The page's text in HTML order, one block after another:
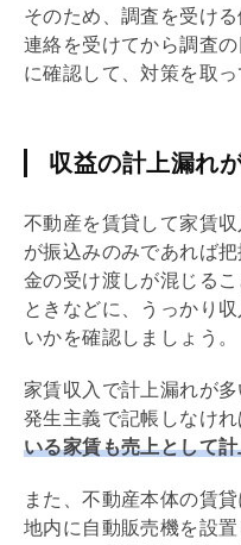
そのため、調査を受け
連絡を受けてから調査
に確認して、対策を取
収益の計上漏れ
不動産を賃貸して家賃
が振込みのみであれば
金の受け渡しが混じる
ときなどに、うっかり
いかを確認しましょう。
家賃収入で計上漏れが
発生主義で記帳しなけれ
いる家賃も売上として
また、不動産本体の賃
地内に自動販売機を設